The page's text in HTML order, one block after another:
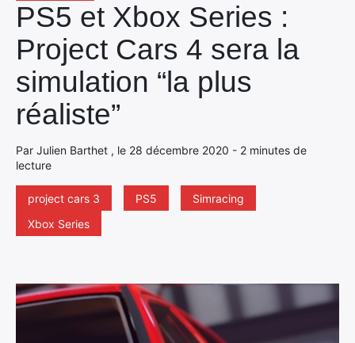
PS5 et Xbox Series :
Project Cars 4 sera la
simulation “la plus
réaliste”
Par Julien Barthet , le 28 décembre 2020 - 2 minutes de
lecture
project cars 3 PS5
Simracing
Xbox Series